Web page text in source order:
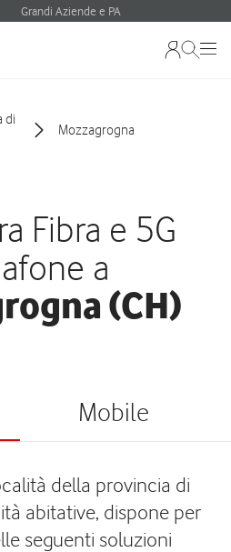
Grandi Aziende e PA
di
Mozzagrogna
Fibra e 5G
a
(CH)
Mobile
della provincia di
abitative, dispone per
seguenti soluzioni